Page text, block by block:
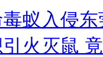
蚁入侵
火灭鼠